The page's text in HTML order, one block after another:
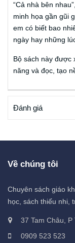
“Cả nhà bên
minh họa gần gũi
em có biết bao
ngày hay những
Bộ sách này được
năng và đọc, tạo
Đánh giá
Về chúng tôi
Chuyên sách giáo
học, sách thiếu nhi,
37 Tam Châu,
0909 523 523